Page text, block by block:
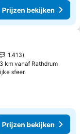
Prijzen bekijken
aan favorieten
1.413
km vanaf Rathdrum
sfeerPrijzen
Prijzen bekijken